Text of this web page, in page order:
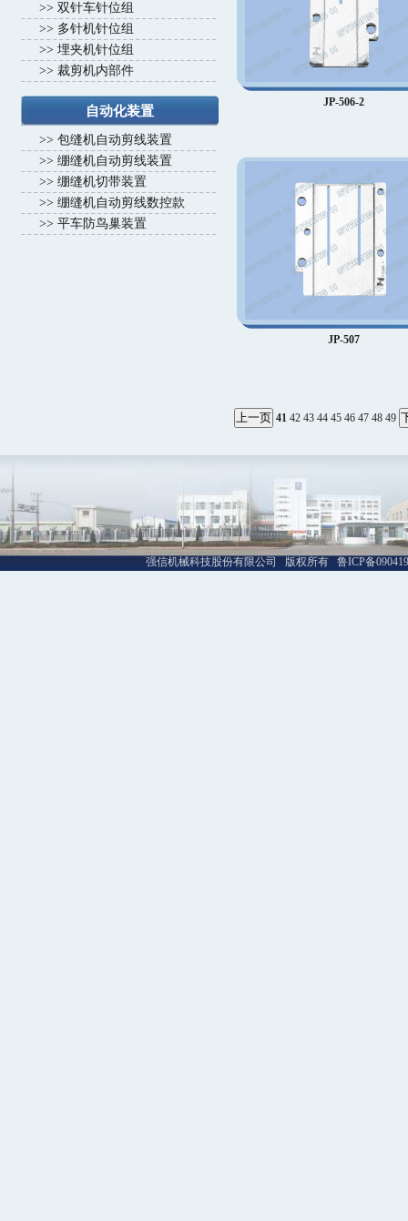
>> 双针车针位组
>> 多针机针位组
>> 埋夹机针位组
>> 裁剪机内部件
自动化装置
>> 包缝机自动剪线装置
>> 绷缝机自动剪线装置
>> 绷缝机切带装置
>> 绷缝机自动剪线数控款
>> 平车防鸟巢装置
JP-506-2
JP-507
41 42 43 44 45 46 47 48 49
强信机械科技股份有限公司 版权所有 鲁ICP备